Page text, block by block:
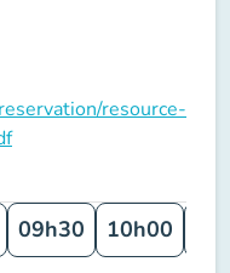
resource-
09h30 10h00